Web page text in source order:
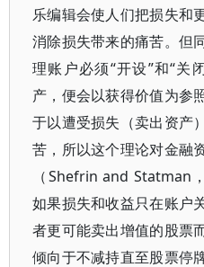
乐编辑会使人们把损失和
消除损失带来的痛苦。但
理账户必须“开设”和“关
产，便会以获得价值为参
于以遭受损失（卖出资产
苦，所以这个理论对金融
（Shefrin and Statman
如果损失和收益只在账户
者更可能卖出增值的股票
倾向于不减持直至股票停